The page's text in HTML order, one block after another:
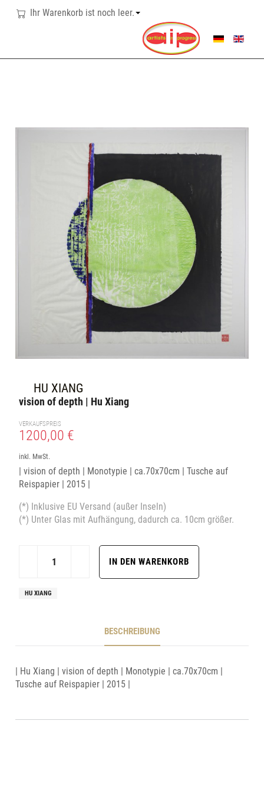
Ihr Warenkorb ist noch leer.
SPRACHE
HU XIANG
vision of depth | Hu Xiang
VERKAUFSPREIS
1200,00 €
inkl. MwSt.
| vision of depth | Monotypie | ca.70x70cm | Tusche auf
Reispapier | 2015 |
(*) Inklusive EU Versand (außer Inseln)
(*) Unter Glas mit Aufhängung, dadurch ca. 10cm größer.
HU XIANG
BESCHREIBUNG
| Hu Xiang | vision of depth | Monotypie | ca.70x70cm |
Tusche auf Reispapier | 2015 |